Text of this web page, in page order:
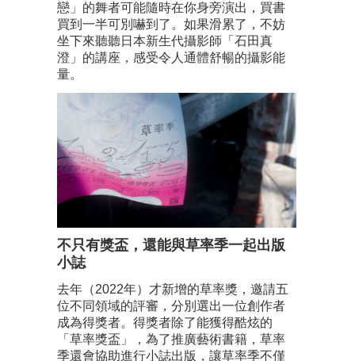
戀」的舞者可能隨時在你身旁演出，買書
買到一半可別嚇到了。如果滑累了，不妨
坐下來聽聽日本新生代攝影師「石田真
澄」的講座，感受令人通體舒暢的攝影能
量。
不只有獎盃，還能與草率季一起出版
小誌
去年（2022年）才新增的草率獎，邀請五
位不同領域的評審，分別選出一位創作者
成為得獎者。得獎者除了能獲得酷炫的
「草率獎盃」，為了推廣藝術書籍，草率
季還會協助進行小誌出版，讓草率季不僅